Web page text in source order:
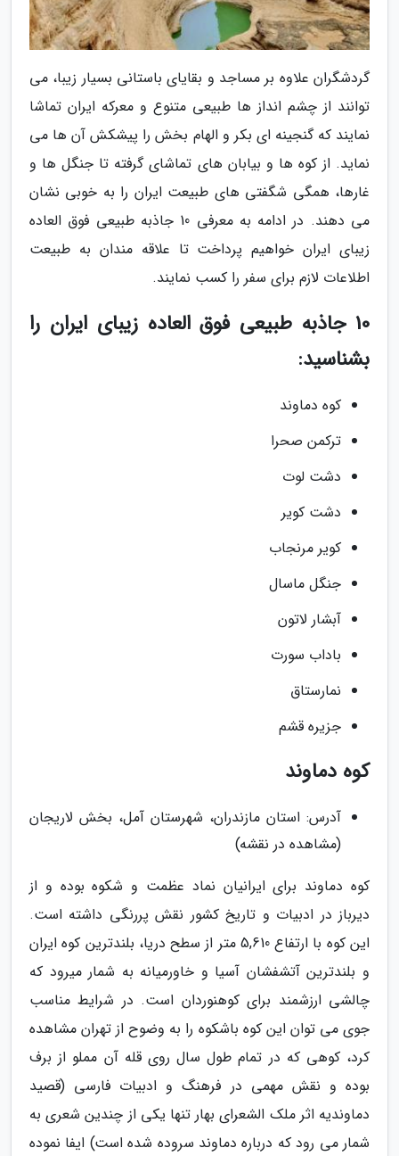
گردشگران علاوه بر مساجد و بقایای باستانی بسیار زیبا، می
توانند از چشم انداز ها طبیعی متنوع و معرکه ایران تماشا
نمایند که گنجینه ای بکر و الهام بخش را پیشکش آن ها می
نماید. از کوه ها و بیابان های تماشای گرفته تا جنگل ها و
غارها، همگی شگفتی های طبیعت ایران را به خوبی نشان
می دهند. در ادامه به معرفی 10 جاذبه طبیعی فوق العاده
زیبای ایران خواهیم پرداخت تا علاقه مندان به طبیعت
اطلاعات لازم برای سفر را کسب نمایند.
10 جاذبه طبیعی فوق العاده زیبای ایران را
بشناسید:
کوه دماوند
ترکمن صحرا
دشت لوت
دشت کویر
کویر مرنجاب
جنگل ماسال
آبشار لاتون
باداب سورت
نمارستاق
جزیره قشم
کوه دماوند
آدرس: استان مازندران، شهرستان آمل، بخش لاریجان
(مشاهده در نقشه)
کوه دماوند برای ایرانیان نماد عظمت و شکوه بوده و از
دیرباز در ادبیات و تاریخ کشور نقش پررنگی داشته است.
این کوه با ارتفاع 5,610 متر از سطح دریا، بلندترین کوه ایران
و بلندترین آتشفشان آسیا و خاورمیانه به شمار میرود که
چالشی ارزشمند برای کوهنوردان است. در شرایط مناسب
جوی می توان این کوه باشکوه را به وضوح از تهران مشاهده
کرد، کوهی که در تمام طول سال روی قله آن مملو از برف
بوده و نقش مهمی در فرهنگ و ادبیات فارسی (قصید
دماوندیه اثر ملک الشعرای بهار تنها یکی از چندین شعری به
شمار می رود که درباره دماوند سروده شده است) ایفا نموده